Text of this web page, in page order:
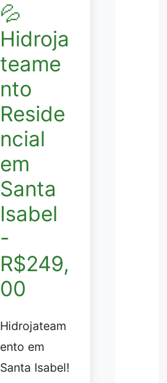
💦
Hidroja
teame
nto
Reside
ncial
em
Santa
Isabel
-
R$249,
00
Hidrojateam
ento em
Santa Isabel!